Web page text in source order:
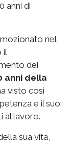
anni di
nel
il
dei
anni della
visto così
e il suo
al lavoro.
sua vita,